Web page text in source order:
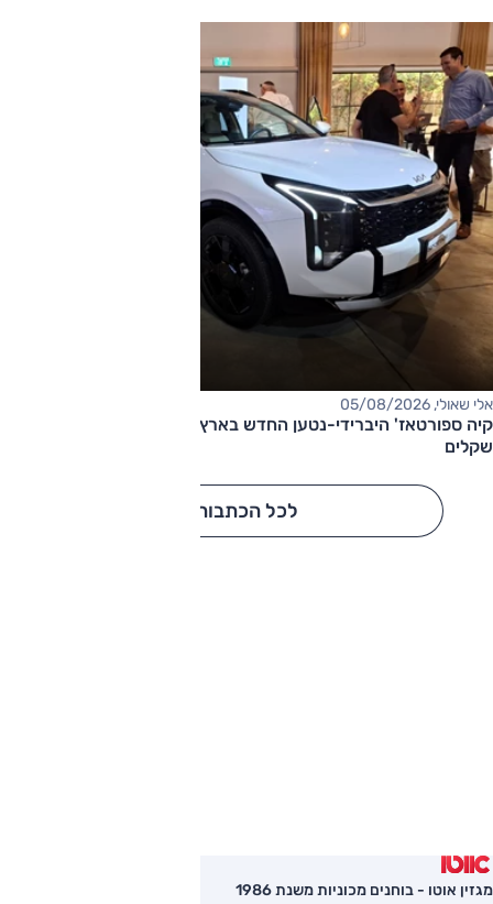
אלי שאולי, 05/08/2026
שקלים
לכל הכתבות
מגזין אוטו - בוחנים מכוניות משנת 1986